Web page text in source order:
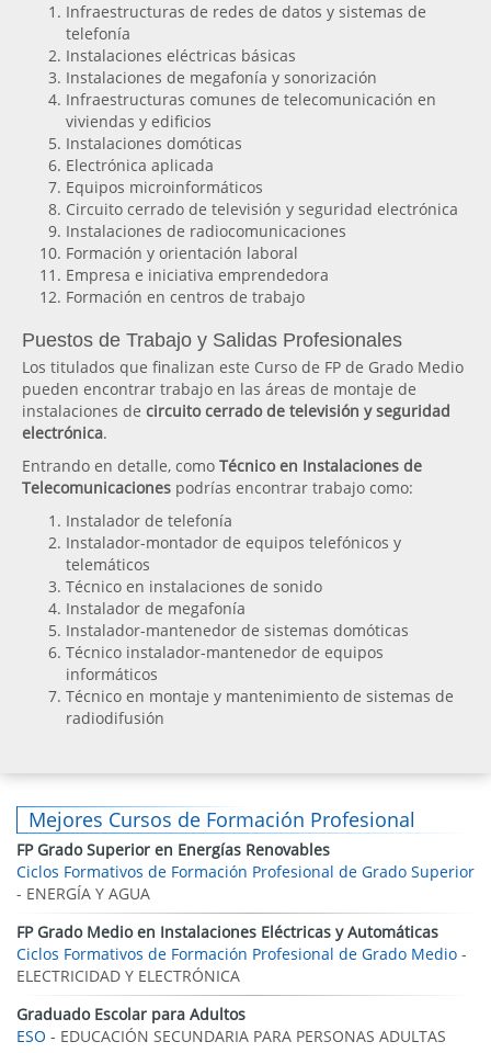
Infraestructuras de redes de datos y sistemas de
telefonía
Instalaciones eléctricas básicas
Instalaciones de megafonía y sonorización
Infraestructuras comunes de telecomunicación en
viviendas y edificios
Instalaciones domóticas
Electrónica aplicada
Equipos microinformáticos
Circuito cerrado de televisión y seguridad electrónica
Instalaciones de radiocomunicaciones
Formación y orientación laboral
Empresa e iniciativa emprendedora
Formación en centros de trabajo
Puestos de Trabajo y Salidas Profesionales
Los titulados que finalizan este Curso de FP de Grado Medio
pueden encontrar trabajo en las áreas de montaje de
instalaciones de circuito cerrado de televisión y seguridad
electrónica.
Entrando en detalle, como Técnico en Instalaciones de
Telecomunicaciones podrías encontrar trabajo como:
Instalador de telefonía
Instalador-montador de equipos telefónicos y
telemáticos
Técnico en instalaciones de sonido
Instalador de megafonía
Instalador-mantenedor de sistemas domóticas
Técnico instalador-mantenedor de equipos
informáticos
Técnico en montaje y mantenimiento de sistemas de
radiodifusión
Mejores Cursos de Formación Profesional
FP Grado Superior en Energías Renovables
Ciclos Formativos de Formación Profesional de Grado Superior
- ENERGÍA Y AGUA
FP Grado Medio en Instalaciones Eléctricas y Automáticas
Ciclos Formativos de Formación Profesional de Grado Medio -
ELECTRICIDAD Y ELECTRÓNICA
Graduado Escolar para Adultos
ESO - EDUCACIÓN SECUNDARIA PARA PERSONAS ADULTAS